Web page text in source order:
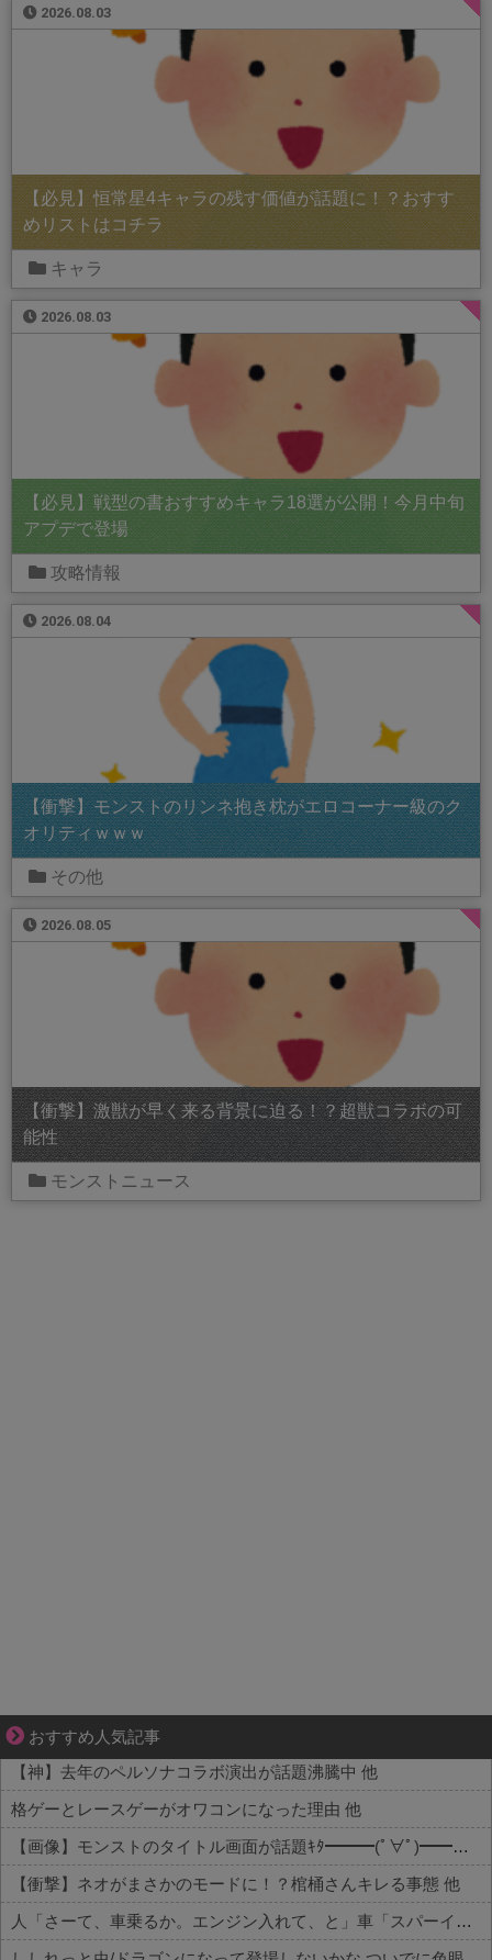
2026.08.03
【必見】恒常星4キャラの残す価値が話題に！？おすす
めリストはコチラ
キャラ
2026.08.03
【必見】戦型の書おすすめキャラ18選が公開！今月中旬
アプデで登場
攻略情報
2026.08.04
【衝撃】モンストのリンネ抱き枕がエロコーナー級のク
オリティｗｗｗ
その他
2026.08.05
【衝撃】激獣が早く来る背景に迫る！？超獣コラボの可
能性
モンストニュース
おすすめ人気記事
共感必至の“日常修羅場”短編集！
【神】去年のペルソナコラボ演出が話題沸騰中 他
格ゲーとレースゲーがオワコンになった理由 他
【画像】モンストのタイトル画面が話題ｷﾀ━━━(ﾟ∀ﾟ)━━━!! 他
【衝撃】ネオがまさかのモードに！？棺桶さんキレる事態 他
人「さーて、車乗るか。エンジン入れて、と」車「スパーイダマーンッ」→炎上 他